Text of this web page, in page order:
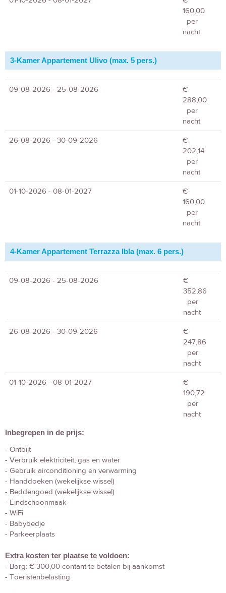
160,00
per
nacht
3-Kamer Appartement Ulivo (max. 5 pers.)
09-08-2026 - 25-08-2026
€
288,00
per
nacht
26-08-2026 - 30-09-2026
€
202,14
per
nacht
01-10-2026 - 08-01-2027
€
160,00
per
nacht
4-Kamer Appartement Terrazza Ibla (max. 6 pers.)
09-08-2026 - 25-08-2026
€
352,86
per
nacht
26-08-2026 - 30-09-2026
€
247,86
per
nacht
01-10-2026 - 08-01-2027
€
190,72
per
nacht
Inbegrepen in de prijs:
- Ontbijt
- Verbruik elektriciteit, gas en water
- Gebruik airconditioning en verwarming
- Handdoeken (wekelijkse wissel)
- Beddengoed (wekelijkse wissel)
- Eindschoonmaak
- WiFi
- Babybedje
- Parkeerplaats
Extra kosten ter plaatse te voldoen:
- Borg: € 300,00 contant te betalen bij aankomst
- Toeristenbelasting